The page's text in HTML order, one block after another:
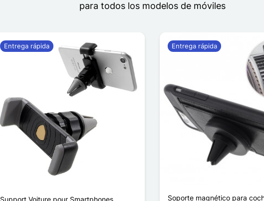
para todos los modelos de móviles
Entrega rápida
Soporte magnético para
Entrega rápida